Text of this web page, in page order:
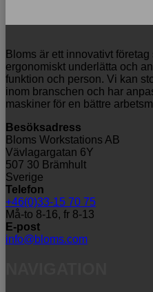
Bloms är ett innovativt
ergonomiskt underlätta och
funktion och person. Vi kan
inom branschen och har
maskiner för en bättre
Besöksadress
Bloms Workstations AB
Vävlagargatan 6Y
507 30 Brämhult
Sverige
Telefon
+46(0)33-15 70 75
Må-to 8-16, fr 8-13
E-post
info@bloms.com